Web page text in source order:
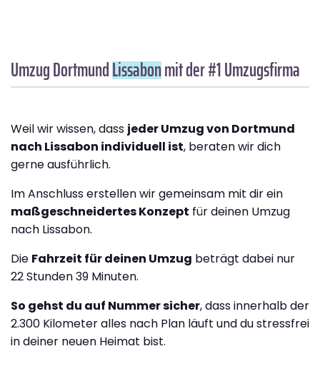
Umzug DortmundLissabonmit der #1 Umzugsfirma
Weil wir wissen, dass jeder Umzug von Dortmund
nach Lissabon individuell ist, beraten wir dich
gerne ausführlich.
Im Anschluss erstellen wir gemeinsam mit dir ein
maßgeschneidertes Konzept für deinen Umzug
nach Lissabon.
Die Fahrzeit für deinen Umzug beträgt dabei nur
22 Stunden 39 Minuten.
So gehst du auf Nummer sicher, dass innerhalb der
2.300 Kilometer alles nach Plan läuft und du stressfrei
in deiner neuen Heimat bist.